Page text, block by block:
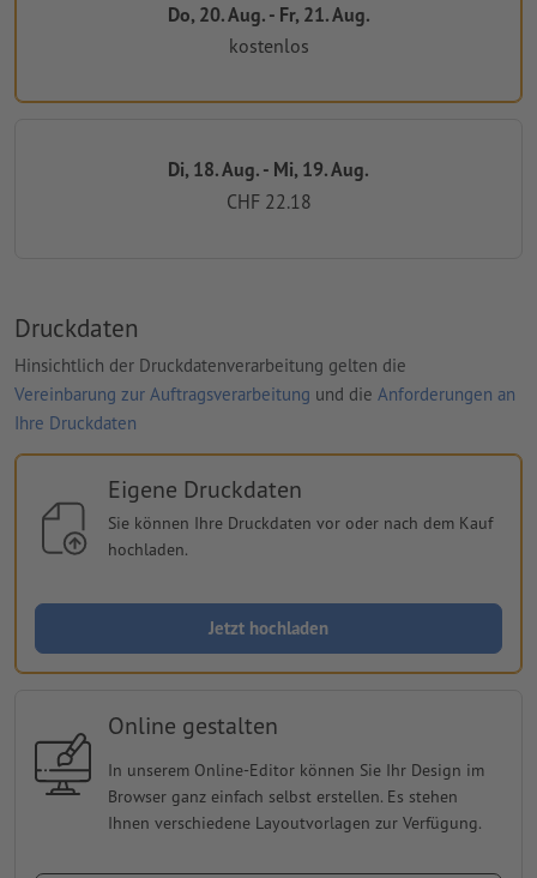
Do, 20. Aug. - Fr, 21. Aug.
kostenlos
Di, 18. Aug. - Mi, 19. Aug.
CHF 22.18
Druckdaten
Hinsichtlich der Druckdatenverarbeitung gelten die
Vereinbarung zur Auftragsverarbeitung und die Anforderungen an
Ihre Druckdaten
Eigene Druckdaten
Sie können Ihre Druckdaten vor oder nach dem Kauf
hochladen.
Jetzt hochladen
Online gestalten
In unserem Online-Editor können Sie Ihr Design im
Browser ganz einfach selbst erstellen. Es stehen
Ihnen verschiedene Layoutvorlagen zur Verfügung.